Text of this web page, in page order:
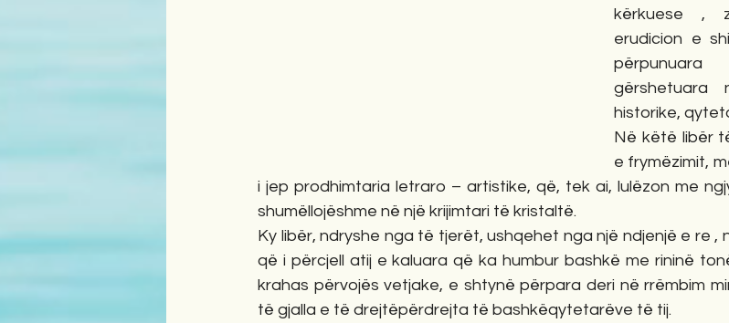
kërkuese ,
erudicion e
historike,
Në këtë libër
e frymëzimit,
i jep prodhimtaria letraro – artistike, që, tek ai, lulëzon me
shumëllojëshme në një krijimtari të kristaltë.
Ky libër, ndryshe nga të tjerët, ushqehet nga një ndjenjë e re ,
që i përcjell atij e kaluara që ka humbur bashkë me rininë
krahas përvojës vetjake, e shtynë përpara deri në rrëmbim
të gjalla e të drejtëpërdrejta të bashkëqytetarëve të tij.